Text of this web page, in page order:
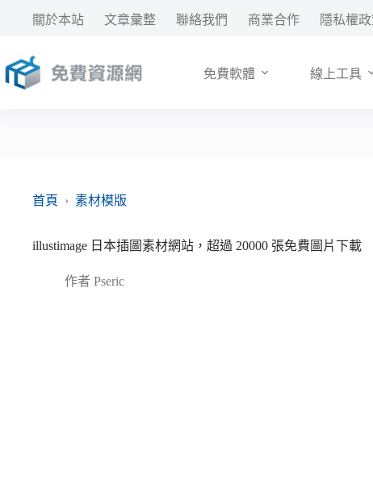
要
內
關於本站 文章彙整 聯絡我們 商業合作 隱私權
免費軟體 線上工具
首頁 › 素材模版
illustimage 日本插圖素材網站，超過 20000 張免費圖片下載
作者 Pseric